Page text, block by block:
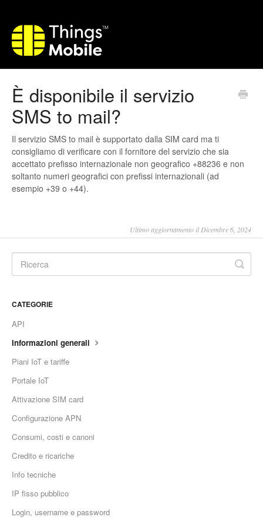
È disponibile il servizio
SMS to mail?
Il servizio SMS to mail è supportato dalla SIM card ma ti
consigliamo di verificare con il fornitore del servizio che sia
accettato prefisso internazionale non geografico +88236 e non
soltanto numeri geografici con prefissi internazionali (ad
esempio +39 o +44).
Ultimo aggiornamento il Dicembre 6, 2024
CATEGORIE
API
Informazioni generali
Piani IoT e tariffe
Portale IoT
Attivazione SIM card
Configurazione APN
Consumi, costi e canoni
Credito e ricariche
Info tecniche
IP fisso pubblico
Login, username e password